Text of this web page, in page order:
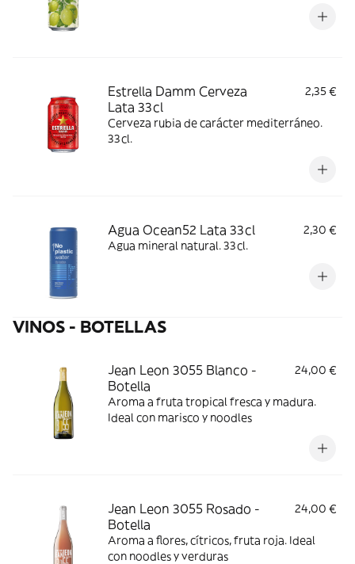
Estrella Damm Cerveza
Lata 33cl
2,35 €
Cerveza rubia de carácter mediterráneo.
33cl.
Agua Ocean52 Lata 33cl
2,30 €
Agua mineral natural. 33cl.
VINOS - BOTELLAS
Jean Leon 3055 Blanco -
Botella
24,00 €
Aroma a fruta tropical fresca y madura.
Ideal con marisco y noodles
Jean Leon 3055 Rosado -
Botella
24,00 €
Aroma a flores, cítricos, fruta roja. Ideal
con noodles y verduras